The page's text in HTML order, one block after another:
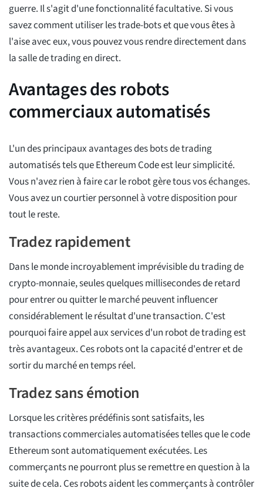
guerre. Il s'agit d'une fonctionnalité facultative. Si vous
savez comment utiliser les trade-bots et que vous êtes à
l'aise avec eux, vous pouvez vous rendre directement dans
la salle de trading en direct.
Avantages des robots
commerciaux automatisés
L'un des principaux avantages des bots de trading
automatisés tels que Ethereum Code est leur simplicité.
Vous n'avez rien à faire car le robot gère tous vos échanges.
Vous avez un courtier personnel à votre disposition pour
tout le reste.
Tradez rapidement
Dans le monde incroyablement imprévisible du trading de
crypto-monnaie, seules quelques millisecondes de retard
pour entrer ou quitter le marché peuvent influencer
considérablement le résultat d'une transaction. C'est
pourquoi faire appel aux services d'un robot de trading est
très avantageux. Ces robots ont la capacité d'entrer et de
sortir du marché en temps réel.
Tradez sans émotion
Lorsque les critères prédéfinis sont satisfaits, les
transactions commerciales automatisées telles que le code
Ethereum sont automatiquement exécutées. Les
commerçants ne pourront plus se remettre en question à la
suite de cela. Ces robots aident les commerçants à contrôler